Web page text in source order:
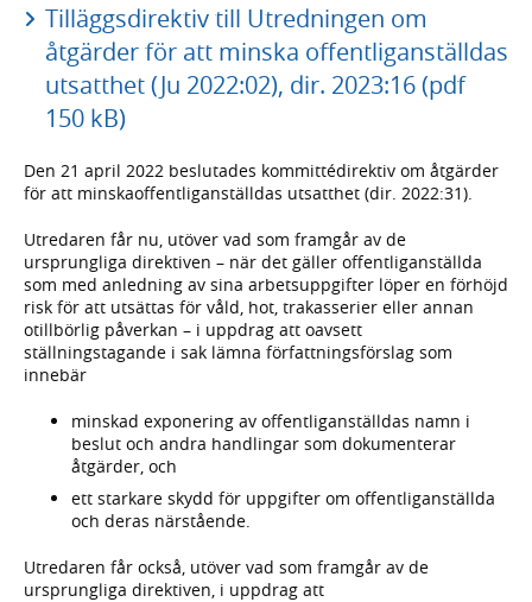
Tilläggsdirektiv till Utredningen om
åtgärder för att minska offentliganställdas
utsatthet (Ju 2022:02), dir. 2023:16 (pdf
150 kB)
Den 21 april 2022 beslutades kommittédirektiv om åtgärder
för att minskaoffentliganställdas utsatthet (dir. 2022:31).
Utredaren får nu, utöver vad som framgår av de
ursprungliga direktiven – när det gäller offentliganställda
som med anledning av sina arbetsuppgifter löper en förhöjd
risk för att utsättas för våld, hot, trakasserier eller annan
otillbörlig påverkan – i uppdrag att oavsett
ställningstagande i sak lämna författningsförslag som
innebär
minskad exponering av offentliganställdas namn i
beslut och andra handlingar som dokumenterar
åtgärder, och
ett starkare skydd för uppgifter om offentliganställda
och deras närstående.
Utredaren får också, utöver vad som framgår av de
ursprungliga direktiven, i uppdrag att